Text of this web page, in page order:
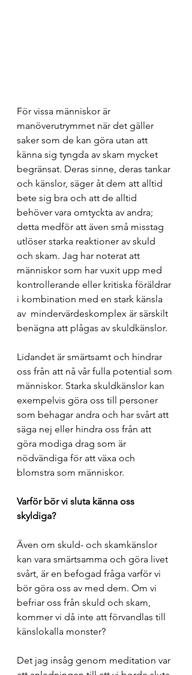
För vissa människor är
manöverutrymmet när det gäller
saker som de kan göra utan att
känna sig tyngda av skam mycket
begränsat. Deras sinne, deras tankar
och känslor, säger åt dem att alltid
bete sig bra och att de alltid
behöver vara omtyckta av andra;
detta medför att även små misstag
utlöser starka reaktioner av skuld
och skam. Jag har noterat att
människor som har vuxit upp med
kontrollerande eller kritiska föräldrar
i kombination med en stark känsla
av  mindervärdeskomplex är särskilt
benägna att plågas av skuldkänslor.
Lidandet är smärtsamt och hindrar
oss från att nå vår fulla potential som
människor. Starka skuldkänslor kan
exempelvis göra oss till personer
som behagar andra och har svårt att
säga nej eller hindra oss från att
göra modiga drag som är
nödvändiga för att växa och
blomstra som människor.
Varför bör vi sluta känna oss
skyldiga?
Även om skuld- och skamkänslor
kan vara smärtsamma och göra livet
svårt, är en befogad fråga varför vi
bör göra oss av med dem. Om vi
befriar oss från skuld och skam,
kommer vi då inte att förvandlas till
känslokalla monster?
Det jag insåg genom meditation var